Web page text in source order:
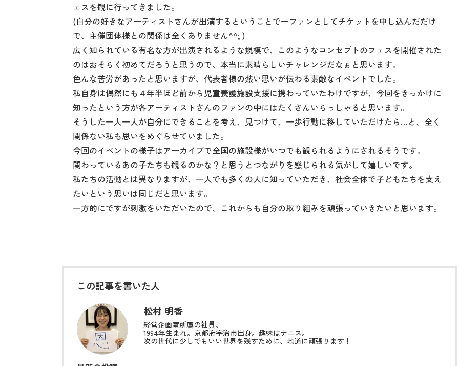
ェスを観に行ってきました。
(自分の好きなアーティストさんが出演するということで一ファンとしてチケットを申し込んだだけ
で、主催団体様との関係は全くありません^^; )
広く知られている有名な方が出演されるような規模で、このようなコンセプトのフェスを開催された
のはおそらく初めてだろうと思うので、本当に素晴らしいチャレンジだなぁと思います。
色んな苦労があったと思いますが、代表者様の熱い思いが伝わる素敵なイベントでした。
私自身は偶然にも４年半ほど前から児童養護施設支援に携わっていたわけですが、今回をきっかけに
知ったという方が各アーティストさんのファンの中にはたくさんいらっしゃると思います。
そうした一人一人が自分にできることを考え、見つけて、一歩行動に移していただけたら…と、全く
関係ない私も思いをめぐらせていました。
今回のイベントの様子はアーカイブで全国の施設様がいつでも観られるようにされるそうです。
関わっているあの子たちも観るのかな？と思うとつながりを感じられる気がして嬉しいです。
私たちの活動とは異なりますが、一人でも多くの人に知っていただき、社会全体で子どもたちを支え
たいという思いは同じだと思います。
一方的にですが刺激をいただいたので、これからも自分の取り組みを頑張っていきたいと思います。
この記事を書いた人
松村 明香
経営企画室所属の社員。
1994年生まれ。京都府宇治市出身。趣味はテニス。
次の世代に少しでもいい世界を残すために、地道に頑張ります！